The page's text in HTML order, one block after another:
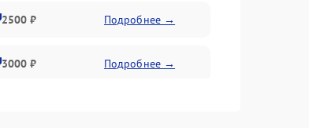
2500 ₽ Подробнее →
3000 ₽ Подробнее →